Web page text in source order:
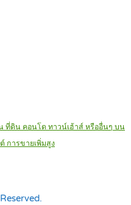
ที่ดิน คอนโด ทาวน์เฮ้าส์ หรืออื่นๆ บน
การขายเพิ่มสูง